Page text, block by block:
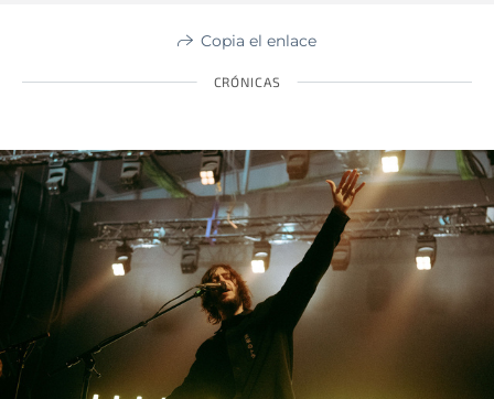
Copia el enlace
CRÓNICAS